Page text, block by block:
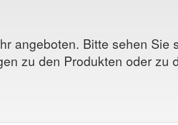
angeboten. Bitte sehen Sie
zu den Produkten oder zu